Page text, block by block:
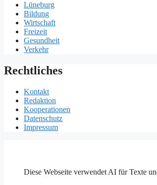
Lüneburg
Bildung
Wirtschaft
Freizeit
Gesundheit
Verkehr
Rechtliches
Kontakt
Redaktion
Kooperationen
Datenschutz
Impressum
Diese Webseite verwendet AI für Texte